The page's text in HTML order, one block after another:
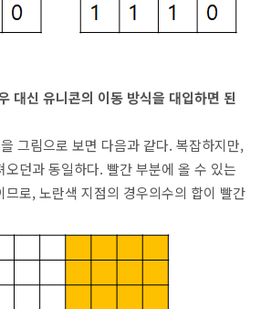
대신 유니콘의 이동 방식을 대입하면 된
그림으로 보면 다음과 같다. 복잡하지만,
오던과 동일하다. 빨간 부분에 올 수 있는
므로, 노란색 지점의 경우의수의 합이 빨간